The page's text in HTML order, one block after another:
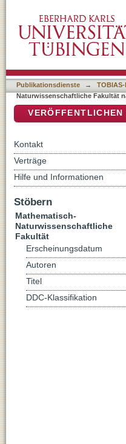
Publikationsdienste →
Naturwissenschaftliche Fakultät
VERÖFFENTLICHEN
Kontakt
Verträge
Hilfe und Informationen
Stöbern
Mathematisch-
Naturwissenschaftliche
Fakultät
Erscheinungsdatum
Autoren
Titel
DDC-Klassifikation